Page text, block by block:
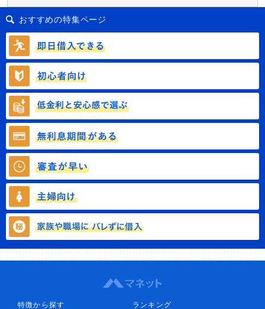
おすすめの特集ページ
特徴から探す
ランキング